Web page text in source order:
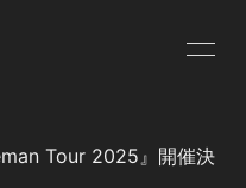
Tour 2025』開催決